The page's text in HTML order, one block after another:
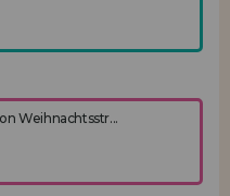
Weihnachtsstr...